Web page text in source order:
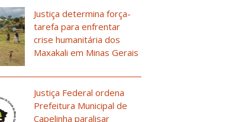
Justiça determina força-
tarefa para enfrentar
crise humanitária dos
Maxakali em Minas Gerais
Justiça Federal ordena
Prefeitura Municipal de
Capelinha paralisar